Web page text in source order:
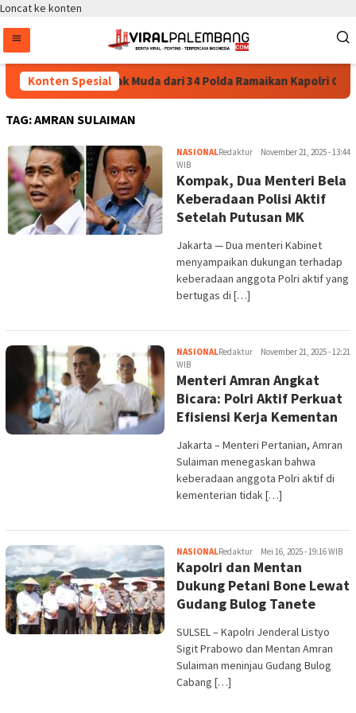
Loncat ke konten
Konten Spesial
35.936 Anak Muda dari 34 Polda Ramaikan Kapolri Cup
TAG:AMRAN SULAIMAN
NASIONALRedaktur
November 21, 2025 - 13:44
WIB
Kompak, Dua Menteri Bela
Keberadaan Polisi Aktif
Setelah Putusan MK
Jakarta — Dua menteri Kabinet
menyampaikan dukungan terhadap
keberadaan anggota Polri aktif yang
bertugas di […]
NASIONALRedaktur
November 21, 2025 - 12:21
WIB
Menteri Amran Angkat
Bicara: Polri Aktif Perkuat
Efisiensi Kerja Kementan
Jakarta – Menteri Pertanian, Amran
Sulaiman menegaskan bahwa
keberadaan anggota Polri aktif di
kementerian tidak […]
NASIONALRedaktur Mei 16, 2025 - 19:16 WIB
Kapolri dan Mentan
Dukung Petani Bone Lewat
Gudang Bulog Tanete
SULSEL – Kapolri Jenderal Listyo
Sigit Prabowo dan Mentan Amran
Sulaiman meninjau Gudang Bulog
Cabang […]